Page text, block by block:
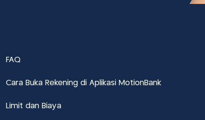
FAQ
Cara Buka Rekening di Aplikasi MotionBank
Limit dan Biaya